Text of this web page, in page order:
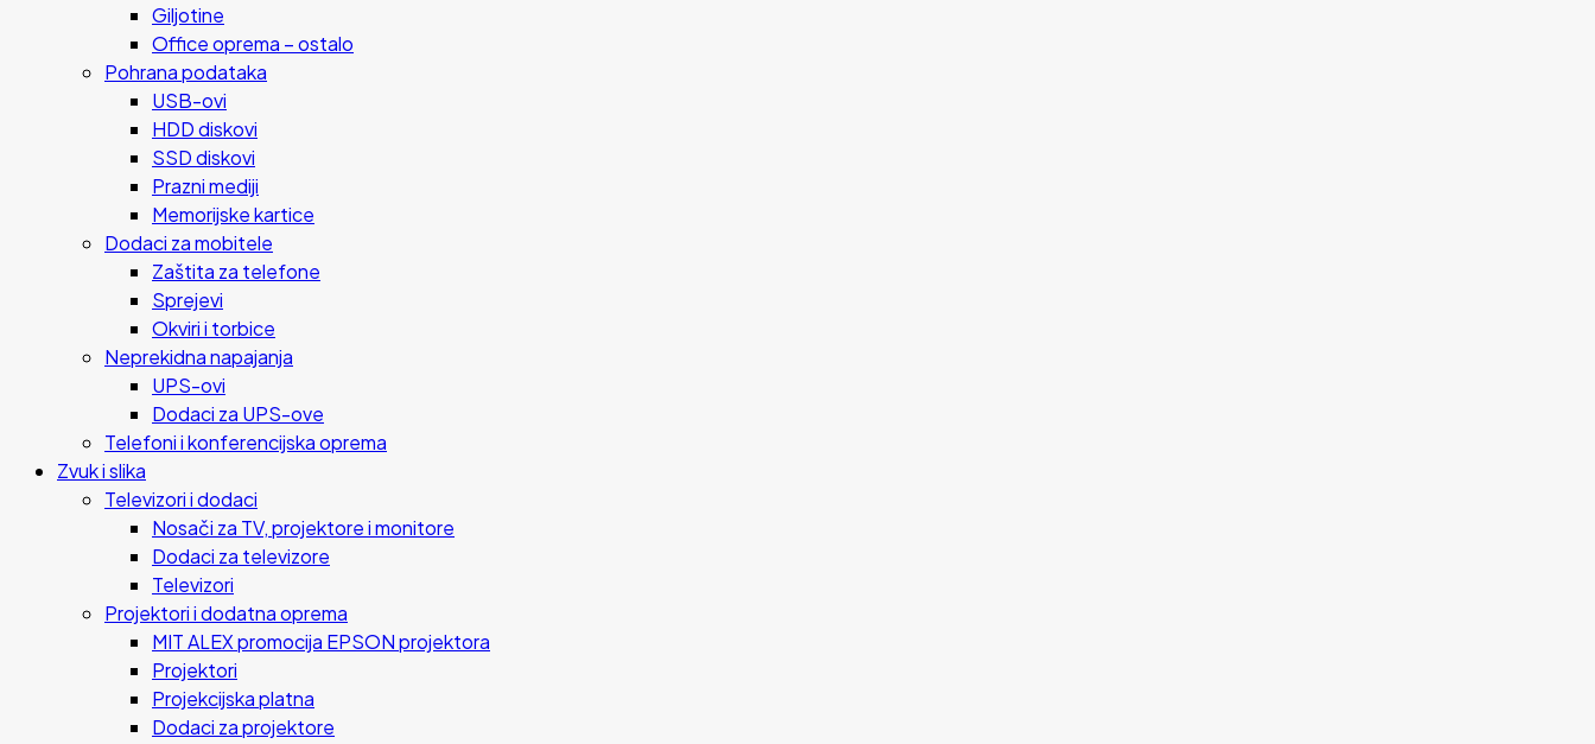
Giljotine
Office oprema – ostalo
Pohrana podataka
USB-ovi
HDD diskovi
SSD diskovi
Prazni mediji
Memorijske kartice
Dodaci za mobitele
Zaštita za telefone
Sprejevi
Okviri i torbice
Neprekidna napajanja
UPS-ovi
Dodaci za UPS-ove
Telefoni i konferencijska oprema
Zvuk i slika
Televizori i dodaci
Nosači za TV, projektore i monitore
Dodaci za televizore
Televizori
Projektori i dodatna oprema
MIT ALEX promocija EPSON projektora
Projektori
Projekcijska platna
Dodaci za projektore